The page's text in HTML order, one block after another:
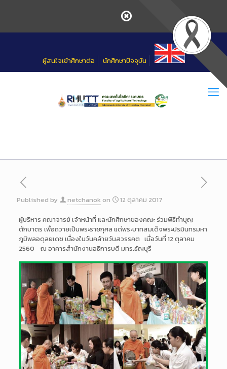
ผู้สนใจเข้าศึกษาต่อ นักศึกษาปัจจุบัน
Published by netchanok on 12 ตุลาคม 2017
ผู้บริหาร คณาจารย์ เจ้าหน้าที่ และนักศึกษาของคณะ ร่วมพิธีทำบุญ
ตักบาตร เพื่อถวายเป็นพระราชกุศล แด่พระบาทสมเด็จพระปรมินทรมหา
ภูมิพลอดุลยเดช เนื่องในวันคล้ายวันสวรรคต เมื่อวันที่ 12 ตุลาคม
2560 ณ อาคารสำนักงานอธิการบดี มทร.ธัญบุรี